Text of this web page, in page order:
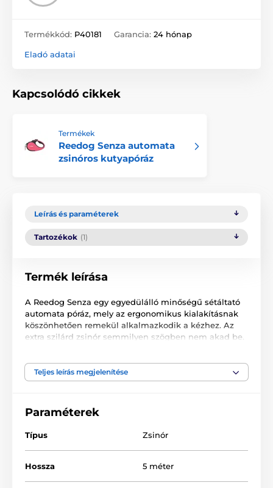
Termékkód: P40181 Garancia: 24 hónap
Eladó adatai
Kapcsolódó cikkek
Termékek
Reedog Senza automata
zsinóros kutyapóráz
Leírás és paraméterek
Tartozékok (1)
Termék leírása
A Reedog Senza egy egyedülálló minőségű sétáltató
automata póráz, mely az ergonomikus kialakításnak
köszönhetően remekül alkalmazkodik a kézhez. Az
extra szilárd zsinór semmilyen szögben nem akad be.
A Reedog Senza bárhol és bármikor biztosítja a
kényelmes és könnyű kezelhetőséget. Szinte minden
a gyors reakció.
Teljes leírás megjelenítése
Paraméterek
Típus Zsinór
Hossza 5 méter